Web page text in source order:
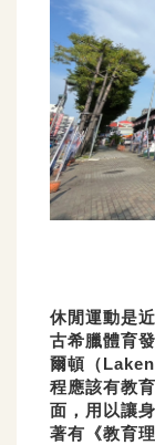
休閒運動是
古希臘體育
爾頓（
程應該有教
面，用以讓
著有《教育